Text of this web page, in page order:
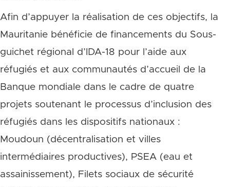
Afin d’appuyer la réalisation de ces objectifs, la
Mauritanie bénéficie de financements du Sous-
guichet régional d’IDA-18 pour l’aide aux
réfugiés et aux communautés d’accueil de la
Banque mondiale dans le cadre de quatre
projets soutenant le processus d’inclusion des
réfugiés dans les dispositifs nationaux :
Moudoun (décentralisation et villes
intermédiaires productives), PSEA (eau et
assainissement), Filets sociaux de sécurité